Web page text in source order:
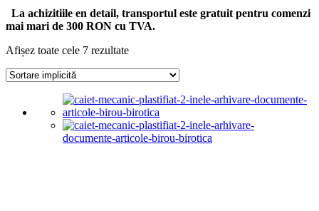
La achizitiile en detail, transportul este gratuit pentru comenzi
mai mari de 300 RON cu TVA.
Afișez toate cele 7 rezultate